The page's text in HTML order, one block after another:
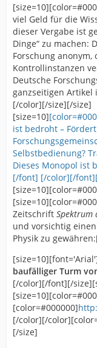
viel Geld für die
dieser Vergabe ist
Dinge“ zu machen:
Forschung
Kontrollinstanzen
Deutsche
ganzseitigen
[/color][/size][/size]
[size=10]
ist bedroht –
Selbstbedienung?
Dieses Monopol ist
[/font] [/color][/
Zeitschrift Spektrum
und vorsichtig
Physik zu
baufälliger Turm
[/color][/font][/
[color=#000000]
[/color][/
[/size]